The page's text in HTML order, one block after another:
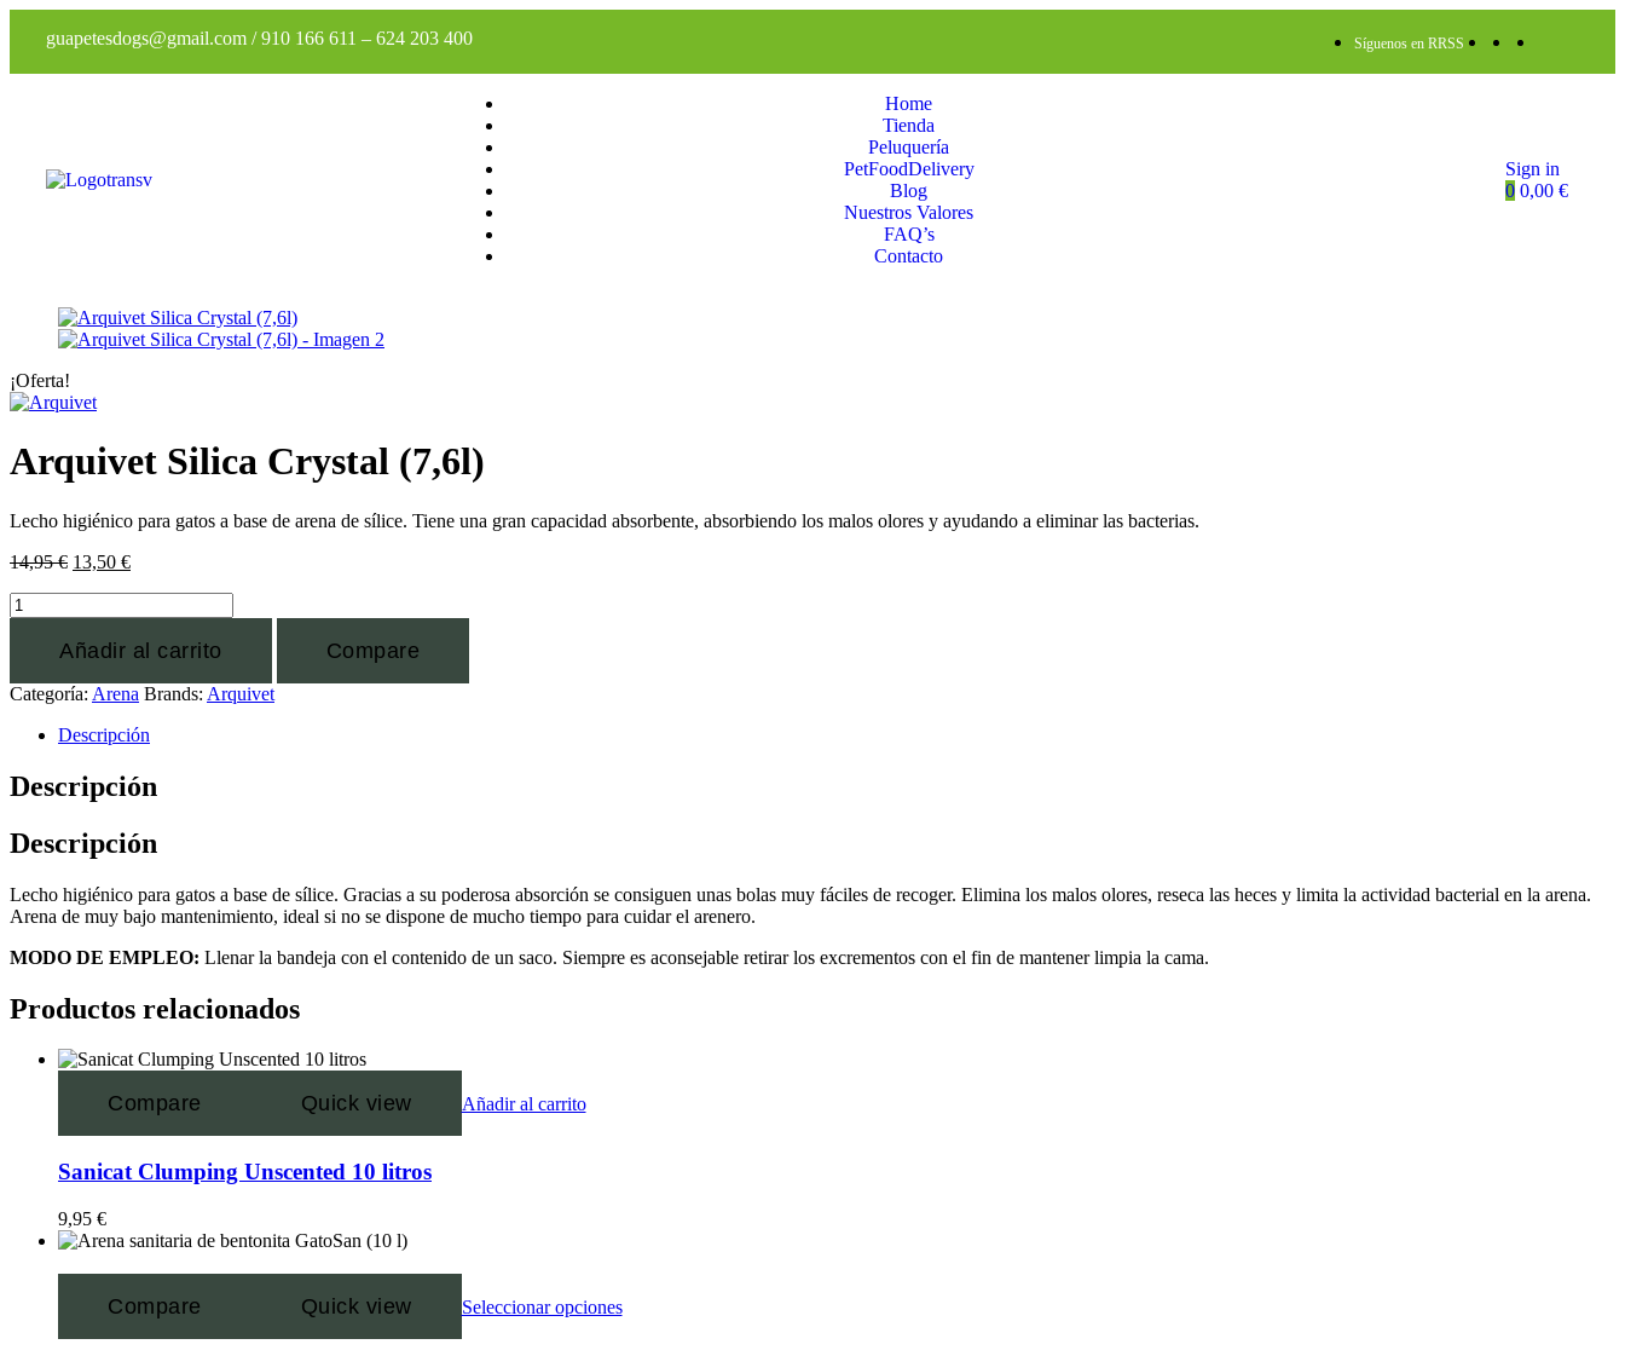
guapetesdogs@gmail.com /910 166 611 – 624 203 400 Síguenos en RRSS
Home
Tienda
Peluquería
PetFoodDelivery
Blog
Nuestros Valores
FAQ’s
Contacto
Sign in
0 0,00 €
¡Oferta!
Arquivet Silica Crystal (7,6l)
Lecho higiénico para gatos a base de arena de sílice. Tiene una gran capacidad absorbente, absorbiendo los malos olores y ayudando a eliminar las bacterias.
14,95€ 13,50 €
Añadir al carrito Compare
Categoría: Arena Brands: Arquivet
Descripción
Descripción
Descripción
Lecho higiénico para gatos a base de sílice. Gracias a su poderosa absorción se consiguen unas bolas muy fáciles de recoger. Elimina los malos olores, reseca las heces y limita la actividad bacterial en la arena.
Arena de muy bajo mantenimiento, ideal si no se dispone de mucho tiempo para cuidar el arenero.
MODO DE EMPLEO: Llenar la bandeja con el contenido de un saco. Siempre es aconsejable retirar los excrementos con el fin de mantener limpia la cama.
Productos relacionados
Compare Quick view Añadir al carrito
Sanicat Clumping Unscented 10 litros
9,95 €
Compare Quick view Seleccionar opciones